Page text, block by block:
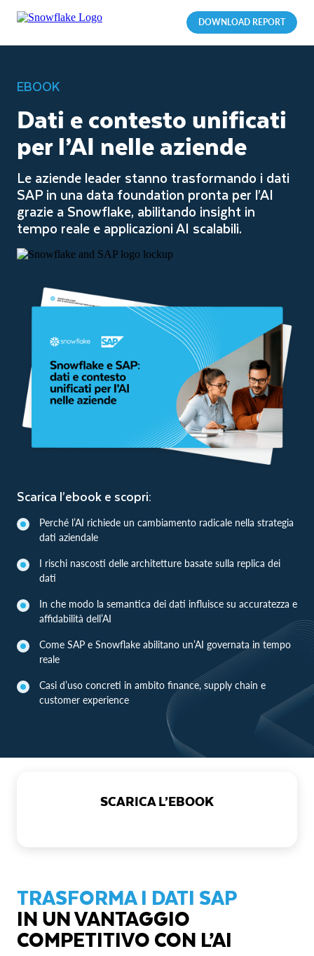
DOWNLOAD REPORT
EBOOK
Dati e contesto unificati
per l’AI nelle aziende
Le aziende leader stanno trasformando i dati
SAP in una data foundation pronta per l’AI
grazie a Snowflake, abilitando insight in
tempo reale e applicazioni AI scalabili.
Scarica l’ebook e scopri:
Perché l’AI richiede un cambiamento radicale nella strategia
dati aziendale
I rischi nascosti delle architetture basate sulla replica dei
dati
In che modo la semantica dei dati influisce su accuratezza e
affidabilità dell’AI
Come SAP e Snowflake abilitano un’AI governata in tempo
reale
Casi d’uso concreti in ambito finance, supply chain e
customer experience
TRASFORMA I DATI SAP
IN UN VANTAGGIO
COMPETITIVO CON L’AI
SCARICA L’EBOOK